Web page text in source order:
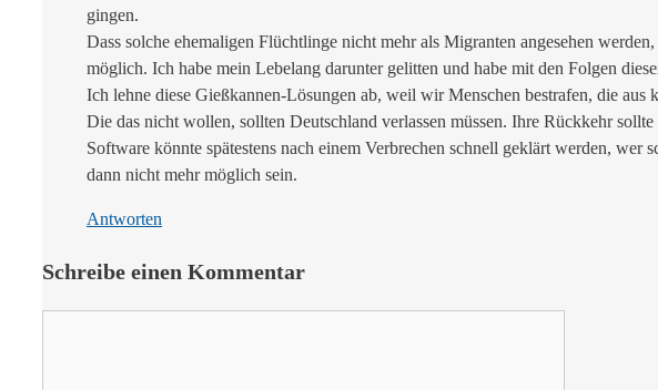
gingen.
Dass solche ehemaligen Flüchtlinge nicht mehr als Migranten angesehen
möglich. Ich habe mein Lebelang darunter gelitten und habe mit den Folgen
Ich lehne diese Gießkannen-Lösungen ab, weil wir Menschen bestrafen, die
Die das nicht wollen, sollten Deutschland verlassen müssen. Ihre Rückkehr
Software könnte spätestens nach einem Verbrechen schnell geklärt werden,
dann nicht mehr möglich sein.
Antworten
Schreibe einen Kommentar